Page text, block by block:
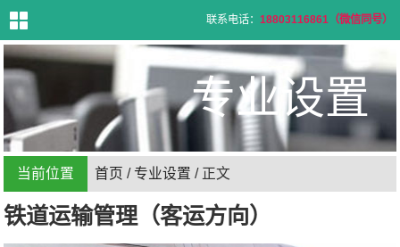
联系电话： 18803116861（微信同号）
首
页
学
校
专
业
设
生
信
息
招
问
专业设置
当前位置 首页 /专业设置 / 正文
铁道运输管理（客运方向）